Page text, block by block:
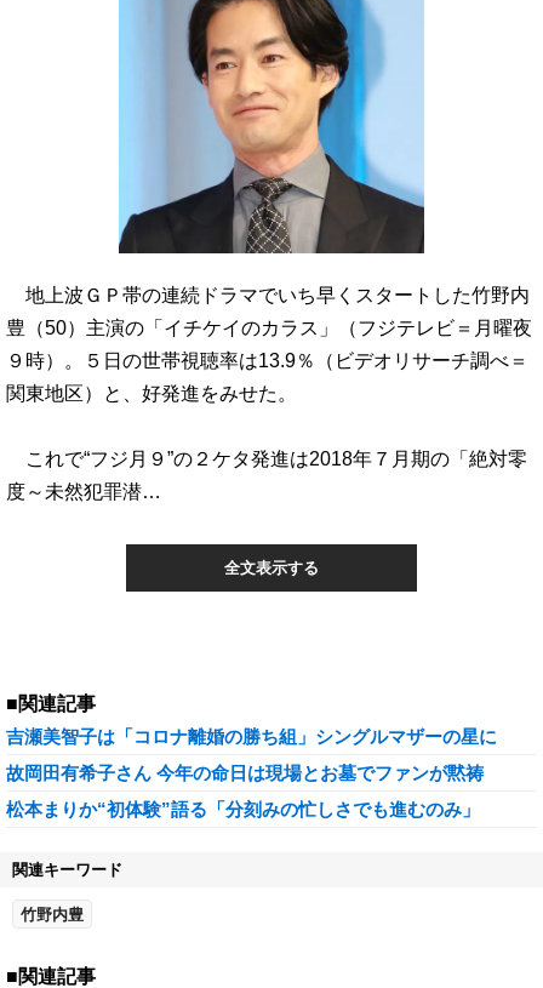
地上波ＧＰ帯の連続ドラマでいち早くスタートした竹野内
豊（50）主演の「イチケイのカラス」（フジテレビ＝月曜夜
９時）。５日の世帯視聴率は13.9％（ビデオリサーチ調べ＝
関東地区）と、好発進をみせた。
これで“フジ月９”の２ケタ発進は2018年７月期の「絶対零
度～未然犯罪潜…
全文表示する
■関連記事
吉瀬美智子は「コロナ離婚の勝ち組」シングルマザーの星に
故岡田有希子さん 今年の命日は現場とお墓でファンが黙祷
松本まりか“初体験”語る「分刻みの忙しさでも進むのみ」
関連キーワード
竹野内豊
■関連記事